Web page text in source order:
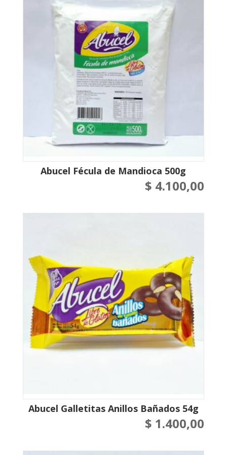
Abucel Fécula de Mandioca 500g
$ 4.100,00
Abucel Galletitas Anillos Bañados 54g
$ 1.400,00